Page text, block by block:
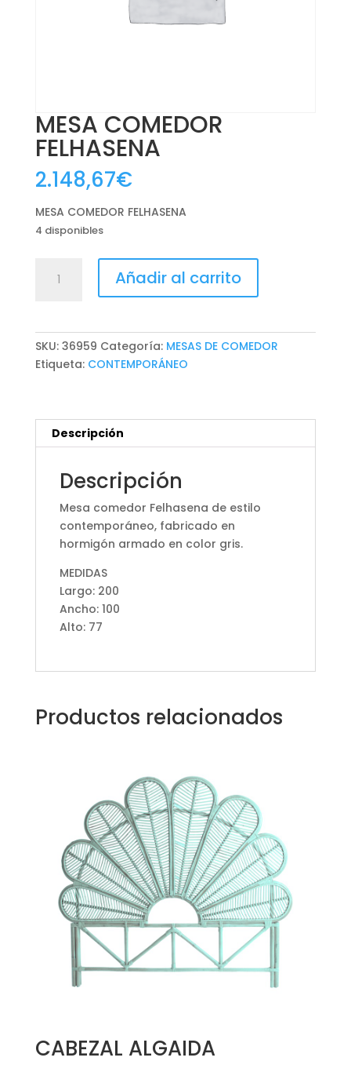
MESA COMEDOR
FELHASENA
2.148,67€
MESA COMEDOR FELHASENA
4 disponibles
COMEDOR
Añadir al carrito
SKU: 36959 Categoría: MESAS DE COMEDOR
Etiqueta: CONTEMPORÁNEO
Descripción
Descripción
Mesa comedor Felhasena de estilo
contemporáneo, fabricado en
hormigón armado en color gris.
MEDIDAS
Largo: 200
Ancho: 100
Alto: 77
Productos relacionados
CABEZAL ALGAIDA